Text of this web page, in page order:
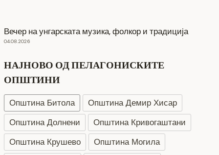
Вечер на унгарската музика, фолкор и традиција
04.08.2026
НАЈНОВО ОД ПЕЛАГОНИСКИТЕ
ОПШТИНИ
Општина Битола
Општина Демир Хисар
Општина Долнени
Општина Кривогаштани
Општина Крушево
Општина Могила